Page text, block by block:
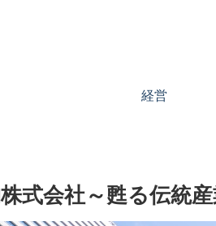
経営
式会社～甦る伝統